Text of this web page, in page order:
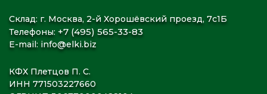
Склад: г. Москва, 2-й Хорошёвский проезд, 7с1Б
Телефоны: +7 (495) 565-33-83
E-mail: info@elki.biz
КФХ Плетцов П. С.
ИНН 771503227660